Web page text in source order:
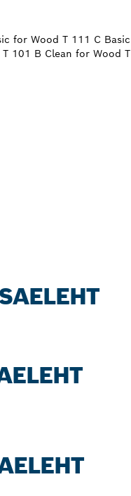
for Wood T 111 C
101 B Clean for Wood